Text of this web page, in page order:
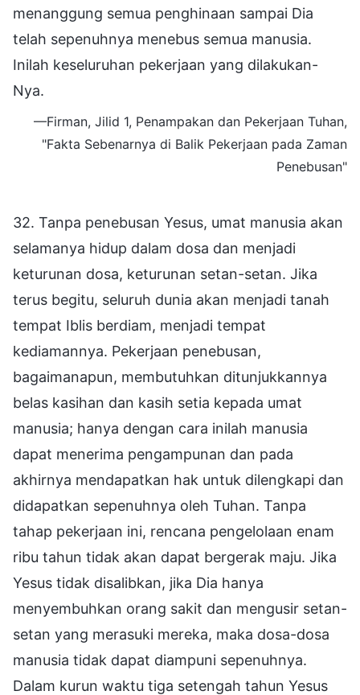
menanggung semua penghinaan sampai Dia
telah sepenuhnya menebus semua manusia.
Inilah keseluruhan pekerjaan yang dilakukan-
Nya.
—Firman, Jilid 1, Penampakan dan Pekerjaan Tuhan,
"Fakta Sebenarnya di Balik Pekerjaan pada Zaman
Penebusan"
32. Tanpa penebusan Yesus, umat manusia akan
selamanya hidup dalam dosa dan menjadi
keturunan dosa, keturunan setan-setan. Jika
terus begitu, seluruh dunia akan menjadi tanah
tempat Iblis berdiam, menjadi tempat
kediamannya. Pekerjaan penebusan,
bagaimanapun, membutuhkan ditunjukkannya
belas kasihan dan kasih setia kepada umat
manusia; hanya dengan cara inilah manusia
dapat menerima pengampunan dan pada
akhirnya mendapatkan hak untuk dilengkapi dan
didapatkan sepenuhnya oleh Tuhan. Tanpa
tahap pekerjaan ini, rencana pengelolaan enam
ribu tahun tidak akan dapat bergerak maju. Jika
Yesus tidak disalibkan, jika Dia hanya
menyembuhkan orang sakit dan mengusir setan-
setan yang merasuki mereka, maka dosa-dosa
manusia tidak dapat diampuni sepenuhnya.
Dalam kurun waktu tiga setengah tahun Yesus